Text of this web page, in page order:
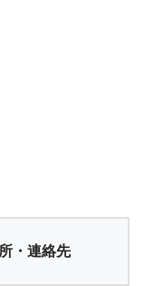
・連絡先